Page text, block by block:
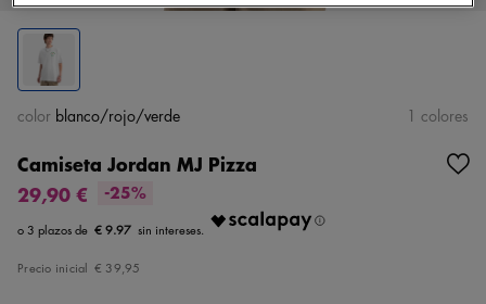
Camiseta Jordan MJ Pizza
29,90 €
-25%
€ 9.97
Precio inicial € 39,95
color blanco/rojo/verde 1 colores